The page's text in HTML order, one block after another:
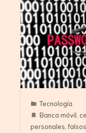
Tecnología
Banca móvil
personales ,falsos